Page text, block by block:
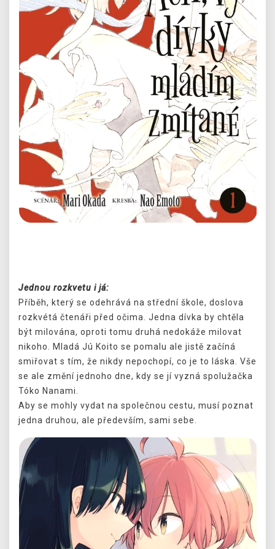
Jednou rozkvetu i já:
Příběh, který se odehrává na střední škole, doslova
rozkvétá čtenáři před očima. Jedna dívka by chtěla
být milována, oproti tomu druhá nedokáže milovat
nikoho. Mladá Jú Koito se pomalu ale jistě začíná
smiřovat s tím, že nikdy nepochopí, co je to láska. Vše
se ale změní jednoho dne, kdy se jí vyzná spolužačka
Tóko Nanami.
Aby se mohly vydat na společnou cestu, musí poznat
jedna druhou, ale především, sami sebe.